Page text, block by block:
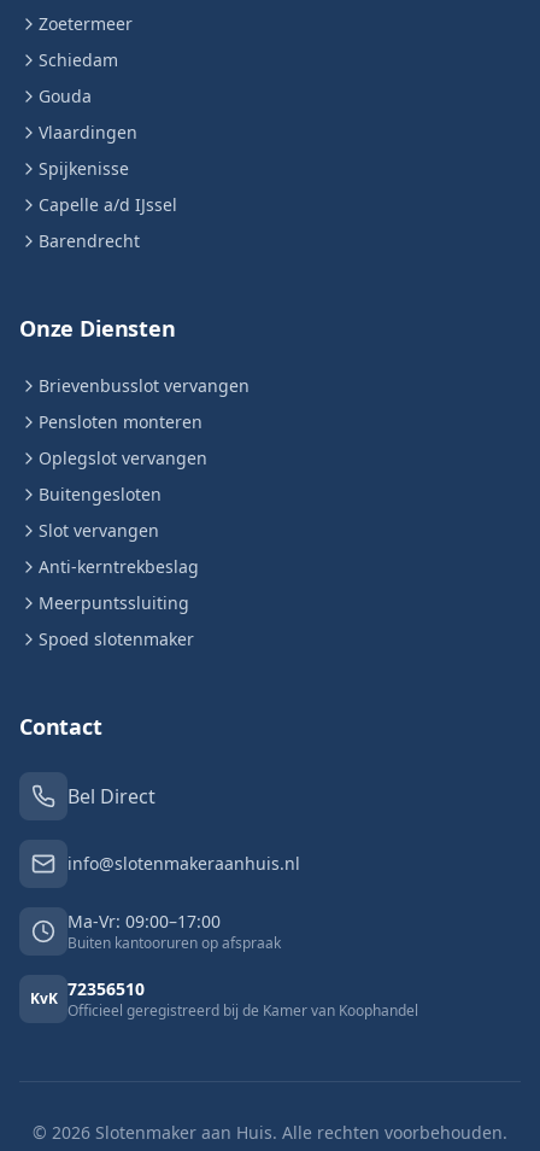
Zoetermeer
Schiedam
Gouda
Vlaardingen
Spijkenisse
Capelle a/d IJssel
Barendrecht
Onze Diensten
Brievenbusslot vervangen
Pensloten monteren
Oplegslot vervangen
Buitengesloten
Slot vervangen
Anti-kerntrekbeslag
Meerpuntssluiting
Spoed slotenmaker
Contact
Bel Direct
info@slotenmakeraanhuis.nl
Ma-Vr: 09:00–17:00
Buiten kantooruren op afspraak
KvK 72356510
Officieel geregistreerd bij de Kamer van Koophandel
© 2026 Slotenmaker aan Huis. Alle rechten voorbehouden.